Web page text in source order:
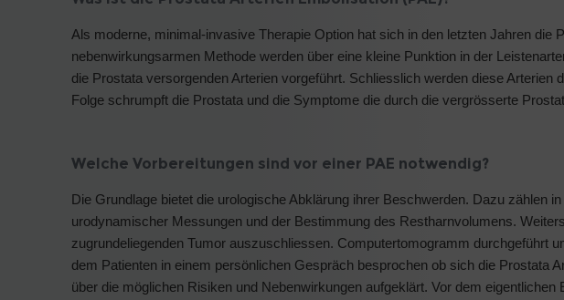
Als moderne, minimal-invasive Therapie Option hat sich in den letzten Jahren die
nebenwirkungsarmen Methode werden über eine kleine Punktion in der
die Prostata versorgenden Arterien vorgeführt. Schliesslich werden diese
Folge schrumpft die Prostata und die Symptome die durch die vergrösserte
Welche Vorbereitungen sind vor einer PAE notwendig?
Die Grundlage bietet die urologische Abklärung ihrer Beschwerden. Dazu zählen
urodynamischer Messungen und der Bestimmung des Restharnvolumens.
zugrundeliegenden Tumor auszuschliessen. Computertomogramm durchgeführt
dem Patienten in einem persönlichen Gespräch besprochen ob sich die Prostata
über die möglichen Risiken und Nebenwirkungen aufgeklärt. Vor dem